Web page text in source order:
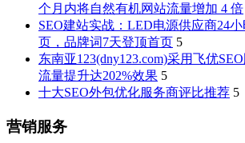
个月内将自然有机网站流量增加 4 倍
SEO建站实战：LED电源供应商24小
页，品牌词7天登顶首页 5
东南亚123(dny123.com)采用飞优
流量提升达202%效果 5
十大SEO外包优化服务商评比推荐 5
营销服务